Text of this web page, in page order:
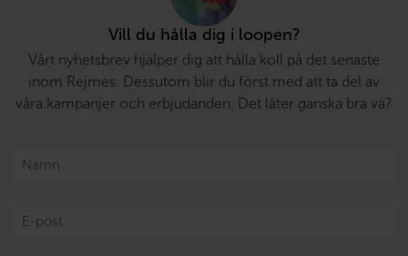
Vill du hålla dig i loopen?
Vårt nyhetsbrev hjälper dig att hålla koll på det senaste
inom Rejmes. Dessutom blir du först med att ta del av
våra kampanjer och erbjudanden. Det låter ganska bra va?
Namn
E-
post